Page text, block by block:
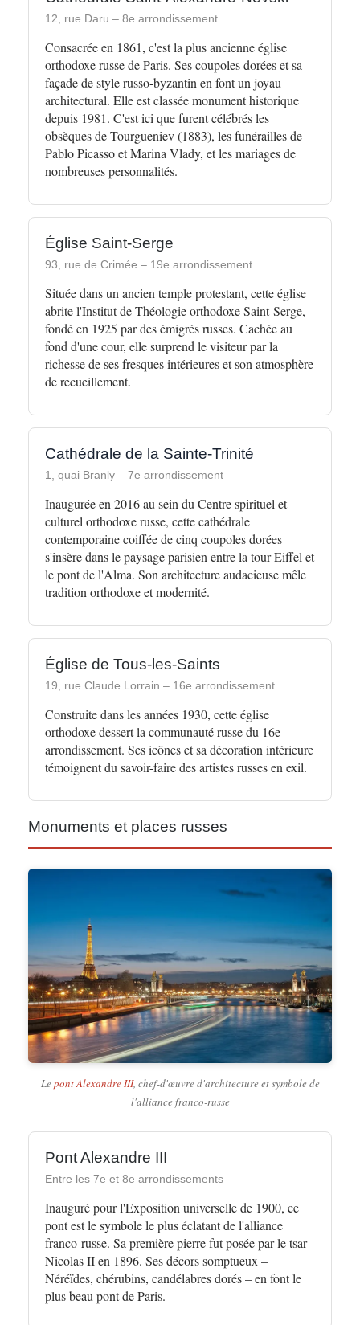
12, rue Daru – 8e arrondissement
Consacrée en 1861, c'est la plus ancienne église
orthodoxe russe de Paris. Ses coupoles dorées et sa
façade de style russo-byzantin en font un joyau
architectural. Elle est classée monument historique
depuis 1981. C'est ici que furent célébrés les
obsèques de Tourgueniev (1883), les funérailles de
Pablo Picasso et Marina Vlady, et les mariages de
nombreuses personnalités.
Église Saint-Serge
93, rue de Crimée – 19e arrondissement
Située dans un ancien temple protestant, cette église
abrite l'Institut de Théologie orthodoxe Saint-Serge,
fondé en 1925 par des émigrés russes. Cachée au
fond d'une cour, elle surprend le visiteur par la
richesse de ses fresques intérieures et son atmosphère
de recueillement.
Cathédrale de la Sainte-Trinité
1, quai Branly – 7e arrondissement
Inaugurée en 2016 au sein du Centre spirituel et
culturel orthodoxe russe, cette cathédrale
contemporaine coiffée de cinq coupoles dorées
s'insère dans le paysage parisien entre la tour Eiffel et
le pont de l'Alma. Son architecture audacieuse mêle
tradition orthodoxe et modernité.
Église de Tous-les-Saints
19, rue Claude Lorrain – 16e arrondissement
Construite dans les années 1930, cette église
orthodoxe dessert la communauté russe du 16e
arrondissement. Ses icônes et sa décoration intérieure
témoignent du savoir-faire des artistes russes en exil.
Monuments et places russes
Lepont Alexandre III, chef-d'œuvre d'architecture et symbole de
l'alliance franco-russe
Pont Alexandre III
Entre les 7e et 8e arrondissements
Inauguré pour l'Exposition universelle de 1900, ce
pont est le symbole le plus éclatant de l'alliance
franco-russe. Sa première pierre fut posée par le tsar
Nicolas II en 1896. Ses décors somptueux –
Néréïdes, chérubins, candélabres dorés – en font le
plus beau pont de Paris.